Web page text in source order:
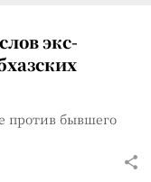
экс-
против бывшего